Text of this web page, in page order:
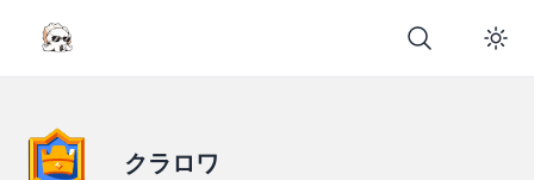
クラロワ